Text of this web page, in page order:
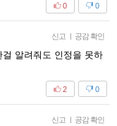
0
0
신고 공감 확인
알려줘도 인정을 못하
0
2
신고 공감 확인